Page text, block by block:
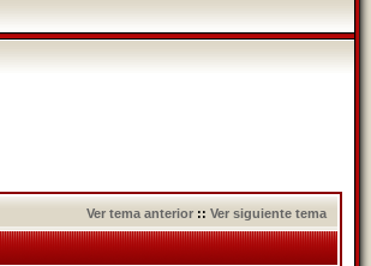
Ver tema anterior :: Ver siguiente tema